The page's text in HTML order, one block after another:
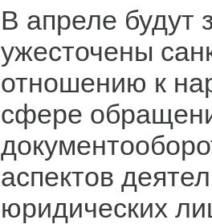
В апреле будут
ужесточены
отношению к
сфере
аспектов
юридических